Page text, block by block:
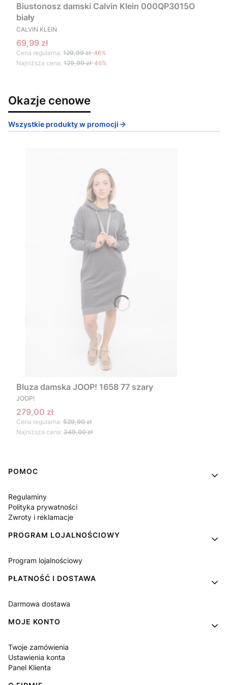
Biustonosz damski Calvin Klein 000QP3015O
biały
PRODUCENT
CALVIN KLEIN
Cena promocyjna
69,99 zł
Cena regularna: 129,99 zł-46%
Najniższa cena: 129,99 zł-46%
Okazje cenowe
Wszystkie produkty w promocji
Bluza damska JOOP! 1658 77 szary
PRODUCENT
JOOP!
Cena promocyjna
279,00 zł
Cena regularna: 529,90 zł
Najniższa cena: 349,00 zł
Linki w stopce
POMOC
Regulaminy
Polityka prywatności
Zwroty i reklamacje
PROGRAM LOJALNOŚCIOWY
Program lojalnościowy
PŁATNOŚĆ I DOSTAWA
Darmowa dostawa
MOJE KONTO
Twoje zamówienia
Ustawienia konta
Panel Klienta